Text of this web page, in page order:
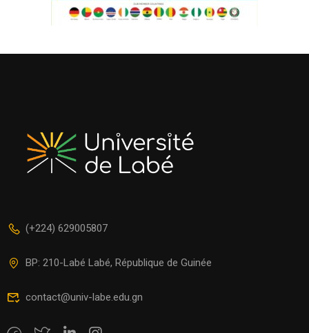
(+224) 629005807
BP: 210-Labé Labé, République de Guinée
contact@univ-labe.edu.gn